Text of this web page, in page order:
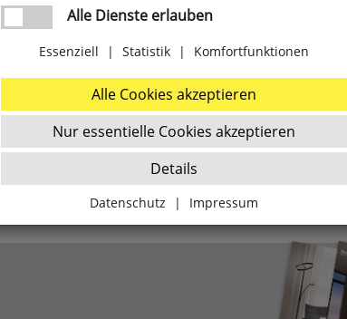
Alle Dienste erlauben
Essenziell | Statistik | Komfortfunktionen
Alle Cookies akzeptieren
Nur essentielle Cookies akzeptieren
Details
Datenschutz | Impressum
Zurück